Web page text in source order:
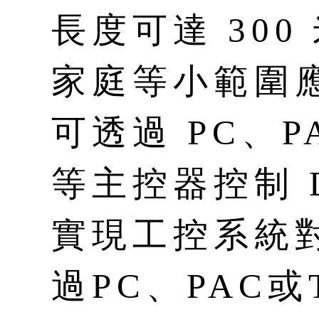
長度可達 300
家庭等小範圍
可透過 PC、
等主控器控制
實現工控系統
過PC、PAC